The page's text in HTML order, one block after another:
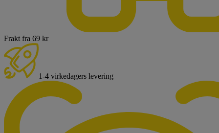
Frakt fra 69 kr
1-4 virkedagers levering